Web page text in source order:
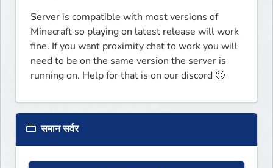
Server is compatible with most versions of
Minecraft so playing on latest release will work
fine. If you want proximity chat to work you will
need to be on the same version the server is
running on. Help for that is on our discord 🙂
समान सर्वर